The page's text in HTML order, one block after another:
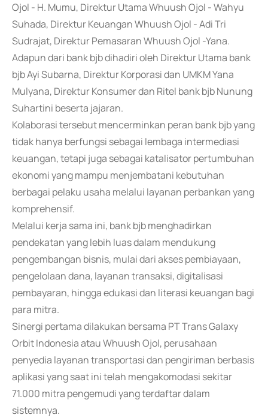
Ojol - H. Mumu, Direktur Utama Whuush Ojol - Wahyu
Suhada, Direktur Keuangan Whuush Ojol - Adi Tri
Sudrajat, Direktur Pemasaran Whuush Ojol -Yana.
Adapun dari bank bjb dihadiri oleh Direktur Utama bank
bjb Ayi Subarna, Direktur Korporasi dan UMKM Yana
Mulyana, Direktur Konsumer dan Ritel bank bjb Nunung
Suhartini beserta jajaran.
Kolaborasi tersebut mencerminkan peran bank bjb yang
tidak hanya berfungsi sebagai lembaga intermediasi
keuangan, tetapi juga sebagai katalisator pertumbuhan
ekonomi yang mampu menjembatani kebutuhan
berbagai pelaku usaha melalui layanan perbankan yang
komprehensif.
Melalui kerja sama ini, bank bjb menghadirkan
pendekatan yang lebih luas dalam mendukung
pengembangan bisnis, mulai dari akses pembiayaan,
pengelolaan dana, layanan transaksi, digitalisasi
pembayaran, hingga edukasi dan literasi keuangan bagi
para mitra.
Sinergi pertama dilakukan bersama PT Trans Galaxy
Orbit Indonesia atau Whuush Ojol, perusahaan
penyedia layanan transportasi dan pengiriman berbasis
aplikasi yang saat ini telah mengakomodasi sekitar
71.000 mitra pengemudi yang terdaftar dalam
sistemnya.